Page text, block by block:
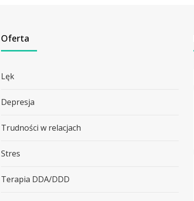
Oferta
Lęk
Depresja
Trudności w relacjach
Stres
Terapia DDA/DDD